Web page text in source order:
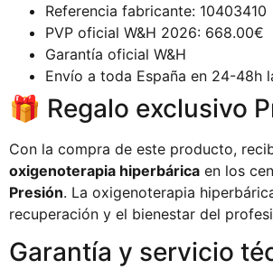
Referencia fabricante: 10403410
PVP oficial W&H 2026: 668.00€
Garantía oficial W&H
Envío a toda España en 24-48h
🎁 Regalo exclusivo
Con la compra de este producto,
oxigenoterapia hiperbárica en los
Presión. La oxigenoterapia
recuperación y el bienestar del
Garantía y servicio